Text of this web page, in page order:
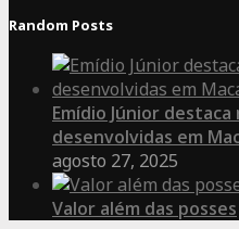
Random Posts
Emídio Júnior destaca
desenvolvidas em
agosto 27, 2025
Valor além das posses